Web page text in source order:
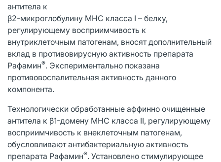
антитела к
β2-микроглобулину МНС класса I – белку,
регулирующему восприимчивость к
внутриклеточным патогенам, вносят дополнительный
вклад в противовирусную активность препарата
Рафамин®. Экспериментально показана
противовоспалительная активность данного
компонента.
Технологически обработанные аффинно очищенные
антитела к β1-домену МНС класса II, регулирующему
восприимчивость к внеклеточным патогенам,
обусловливают антибактериальную активность
препарата Рафамин®. Установлено стимулирующее